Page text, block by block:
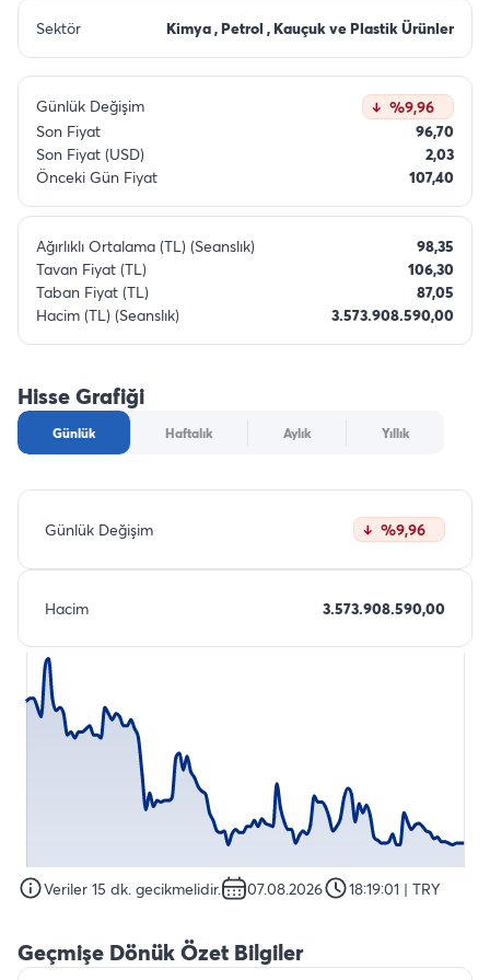
Sektör Kimya , Petrol , Kauçuk ve Plastik Ürünler
Günlük Değişim
%9,96
Son Fiyat
96,70
Son Fiyat (USD)
2,03
Önceki Gün Fiyat
107,40
Ağırlıklı Ortalama (TL) (Seanslık)
98,35
Tavan Fiyat (TL)
106,30
Taban Fiyat (TL)
87,05
Hacim (TL) (Seanslık)
3.573.908.590,00
Hisse Grafiği
Günlük Haftalık Aylık Yıllık
Günlük Değişim %9,96
Hacim 3.573.908.590,00
Veriler 15 dk. gecikmelidir. 07.08.2026 18:19:01 | TRY
Geçmişe Dönük Özet Bilgiler